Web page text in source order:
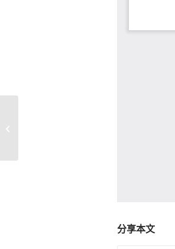
分享本文